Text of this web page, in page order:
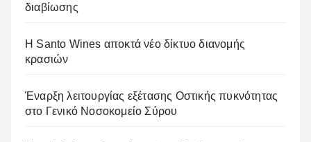
διαβίωσης
Η Santo Wines αποκτά νέο δίκτυο διανομής
κρασιών
Έναρξη λειτουργίας εξέτασης Οστικής πυκνότητας
στο Γενικό Νοσοκομείο Σύρου